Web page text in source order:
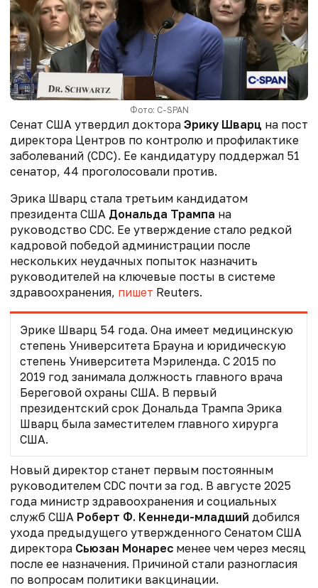
Фото: C-SPAN
Сенат США утвердил доктора Эрику Шварц на пост
директора Центров по контролю и профилактике
заболеваний (CDC). Ее кандидатуру поддержал 51
сенатор, 44 проголосовали против.
Эрика Шварц стала третьим кандидатом
президента США Дональда Трампа на
руководство CDC. Ее утверждение стало редкой
кадровой победой администрации после
нескольких неудачных попыток назначить
руководителей на ключевые посты в системе
здравоохранения, пишет Reuters.
Эрике Шварц 54 года. Она имеет медицинскую
степень Университета Брауна и юридическую
степень Университета Мэриленда. С 2015 по
2019 год занимала должность главного врача
Береговой охраны США. В первый
президентский срок Дональда Трампа Эрика
Шварц была заместителем главного хирурга
США.
Новый директор станет первым постоянным
руководителем CDC почти за год. В августе 2025
года министр здравоохранения и социальных
служб США Роберт Ф. Кеннеди-младший добился
ухода предыдущего утвержденного Сенатом США
директора Сьюзан Монарес менее чем через месяц
после ее назначения. Причиной стали разногласия
по вопросам политики вакцинации.